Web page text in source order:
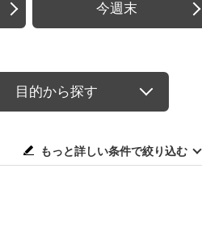
今週末
目的から探す
もっと詳しい条件で絞り込む